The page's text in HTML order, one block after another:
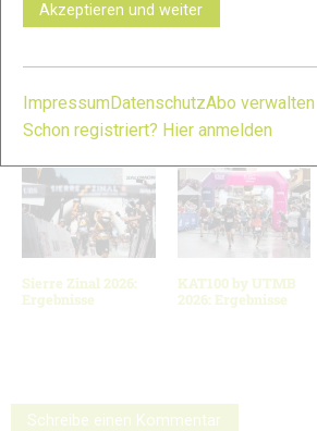
VERWANDTE ARTIKEL
Sierre Zinal 2026:
Ergebnisse
KAT100 by UTMB
2026: Ergebnisse
Schreibe einen Kommentar
Akzeptieren und weiter
Impressum DatenschutzAbo verwalten
Schon registriert? Hier anmelden